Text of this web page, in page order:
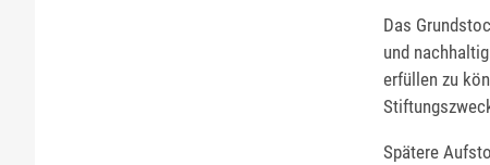
Das
und
erfüllen zu
Spätere